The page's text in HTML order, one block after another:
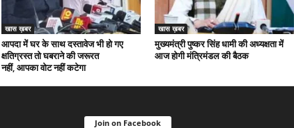
खास ख़बर
आपदा में घर के साथ दस्तावेज भी हो गए
क्षतिग्रस्त तो घबराने की जरूरत
नहीं, आपका वोट नहीं कटेगा
खास ख़बर
मुख्यमंत्री पुष्कर सिंह धामी की अध्यक्षता में
आज होगी मंत्रिमंडल की बैठक
Join on Facebook